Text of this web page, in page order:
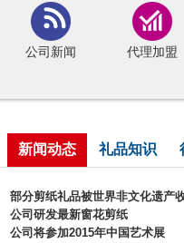
公司新闻 代理加盟
新闻动态 礼品知识
部分剪纸礼品被世界非文化遗产
公司研发最新窗花剪纸
公司将参加2015年中国艺术展